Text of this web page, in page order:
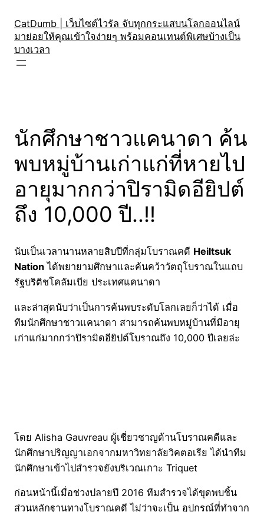
content
CatDumb | เว็บไซต์ไวรัล จับทุกกระแสบนโลกออนไลน์
มาย่อยให้คุณเข้าใจง่ายๆ พร้อมคอนเทนต์พิเศษบ้างเป็น
บางเวลา
นักศึกษาชาวแคนาดา ค้น
พบหมู่บ้านเก่าแก่ที่หายไป
อายุมากกว่าปิรามิดอียิปต์
ถึง 10,000 ปี..!!
นับเป็นเวลานานหลายสิบปีที่กลุ่มโบราณคดี Heiltsuk
Nation ได้พยายามศึกษาและค้นคว้าวัตถุโบราณในแถบ
รัฐบริติชโคลัมเบีย ประเทศแคนาดา
และล่าสุดนับว่าเป็นการค้นพบระดับโลกเลยก็ว่าได้ เมื่อ
ทีมนักศึกษาชาวแคนาดา สามารถค้นพบหมู่บ้านที่มีอายุ
เก่าแก่มากกว่าปิรามิดอียิปต์โบราณถึง 10,000 ปีเลยล่ะ
โดย Alisha Gauvreau ผู้เชี่ยวชาญด้านโบราณคดีและ
นักศึกษาปริญญาเอกจากมหาวิทยาลัยวิคตอเรีย ได้นำทีม
นักศึกษาเข้าไปสำรวจยังบริเวณเกาะ Triquet
ก่อนหน้านี้เมื่อช่วงปลายปี 2016 ทีมสำรวจได้ขุดพบชิ้น
ส่วนหลักฐานทางโบราณคดี ไม่ว่าจะเป็น อุปกรณ์ที่ทำจาก